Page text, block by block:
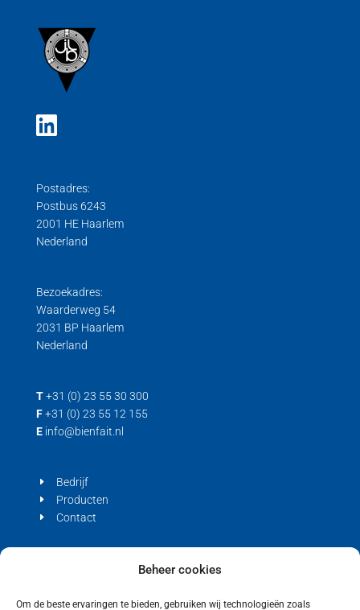
Beheer cookies
Om de beste ervaringen te bieden, gebruiken wij technologieën zoals
Postadres:
Postbus 6243
2001 HE Haarlem
Nederland
Bezoekadres:
Waarderweg 54
2031 BP Haarlem
Nederland
T +31 (0) 23 55 30 300
F +31 (0) 23 55 12 155
E info@bienfait.nl
Bedrijf
Producten
Contact
Privacyverklaring